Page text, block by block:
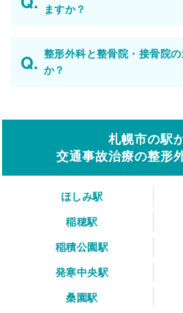
ますか？
整形外科と整骨院・接骨院
か？
札幌市の駅
交通事故治療の整形
ほしみ駅
稲穂駅
稲積公園駅
発寒中央駅
桑園駅